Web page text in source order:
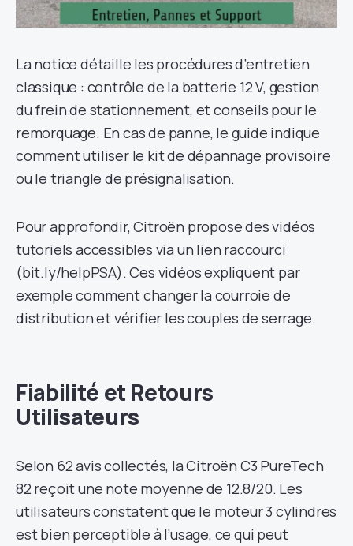
La notice détaille les procédures d’entretien
classique : contrôle de la batterie 12 V, gestion
du frein de stationnement, et conseils pour le
remorquage. En cas de panne, le guide indique
comment utiliser le kit de dépannage provisoire
ou le triangle de présignalisation.
Pour approfondir, Citroën propose des vidéos
tutoriels accessibles via un lien raccourci
(bit.ly/helpPSA). Ces vidéos expliquent par
exemple comment changer la courroie de
distribution et vérifier les couples de serrage.
Fiabilité et Retours
Utilisateurs
Selon 62 avis collectés, la Citroën C3 PureTech
82 reçoit une note moyenne de 12.8/20. Les
utilisateurs constatent que le moteur 3 cylindres
est bien perceptible à l’usage, ce qui peut